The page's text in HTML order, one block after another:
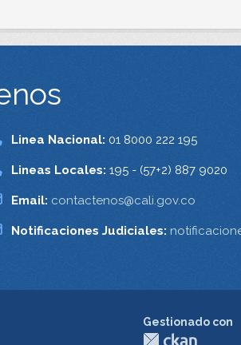
Linea Nacional: 01 8000 222 195
Lineas Locales: 195 - (57+2) 887 9020
Email: contactenos@cali.gov.co
Notificaciones Judiciales:
Gestionado con